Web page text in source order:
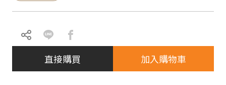
直接購買 加入購物車